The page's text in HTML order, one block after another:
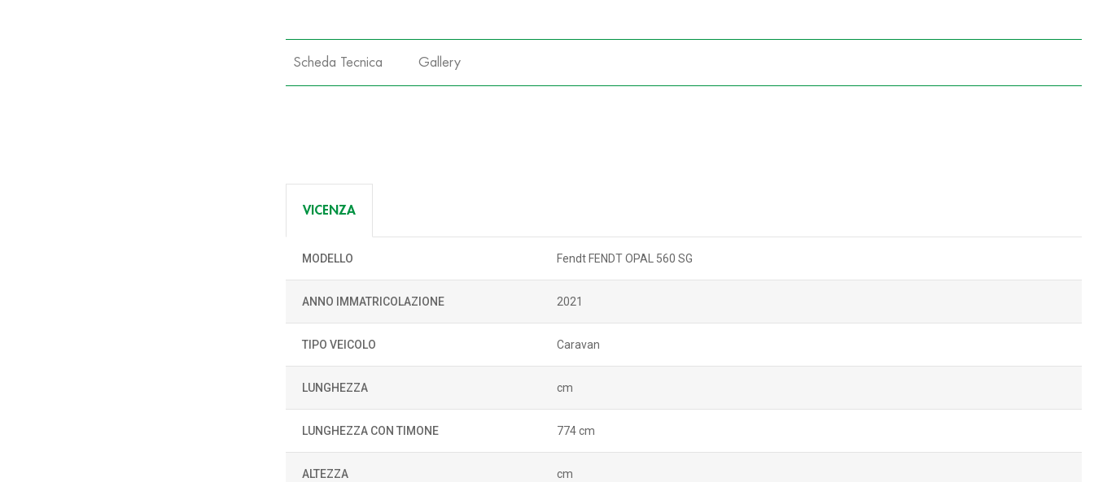
Scheda Tecnica Gallery
VICENZA
MODELLO Fendt FENDT OPAL 560 SG
ANNO IMMATRICOLAZIONE 2021
TIPO VEICOLO Caravan
LUNGHEZZA cm
LUNGHEZZA CON TIMONE 774 cm
ALTEZZA cm